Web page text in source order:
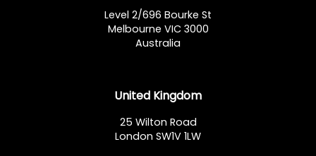
Level 2/696 Bourke St
Melbourne VIC 3000
Australia
United Kingdom
25 Wilton Road
London SW1V 1LW